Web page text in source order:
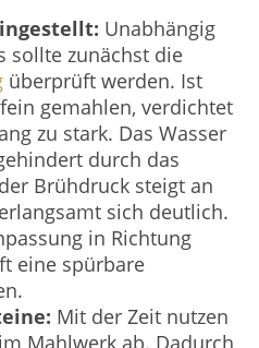
Unabhängig
sollte zunächst die
überprüft werden. Ist
gemahlen, verdichtet
zu stark. Das Wasser
durch das
Brühdruck steigt an
sich deutlich.
in Richtung
eine spürbare
Mit der Zeit nutzen
Mahlwerk ab. Dadurch